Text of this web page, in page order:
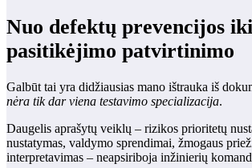
Nuo defektų prevencijos iki
pasitikėjimo patvirtinimo
Galbūt tai yra didžiausias mano ištrauka iš
nėra tik dar viena testavimo specializacija.
Daugelis aprašytų veiklų – rizikos prioritetų
nustatymas, valdymo sprendimai, žmogaus
interpretavimas – neapsiriboja inžinierių